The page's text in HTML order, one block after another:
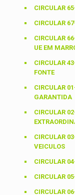
CIRCULAR
CIRCULAR
CIRCULAR
UE EM
CIRCULAR
FONTE
CIRCULAR
GARANTIDA
CIRCULAR
CIRCULAR
VEICULOS
CIRCULAR
CIRCULAR
CIRCULAR